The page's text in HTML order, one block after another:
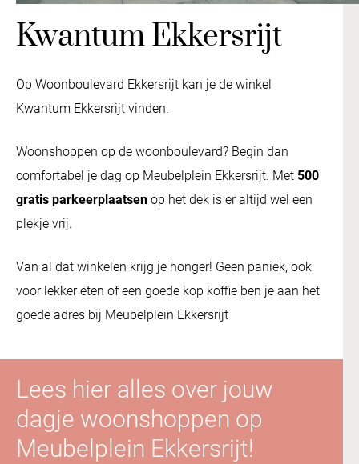
Kwantum Ekkersrijt
Op Woonboulevard Ekkersrijt kan je de winkel
Kwantum Ekkersrijt vinden.
Woonshoppen op de woonboulevard? Begin dan
comfortabel je dag op Meubelplein Ekkersrijt. Met 500
gratis parkeerplaatsen op het dek is er altijd wel een
plekje vrij.
Van al dat winkelen krijg je honger! Geen paniek, ook
voor lekker eten of een goede kop koffie ben je aan het
goede adres bij Meubelplein Ekkersrijt
Lees hier alles over jouw
dagje woonshoppen op
Meubelplein Ekkersrijt!